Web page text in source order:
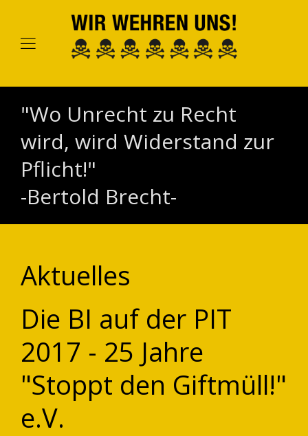
"Wo Unrecht zu Recht
wird, wird Widerstand zur
Pflicht!"
-Bertold Brecht-
Aktuelles
Die BI auf der PIT
2017 - 25 Jahre
"Stoppt den Giftmüll!"
e.V.